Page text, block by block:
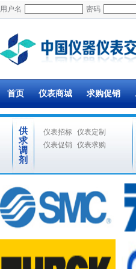
用户名 密码
首页 仪表商城 求购促销
供
求
调
剂
仪表招标 仪表定制
仪表促销
仪表求购